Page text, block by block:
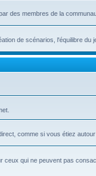
des membres de la
de scénarios, l'équilibre du
comme si vous étiez autour
ceux qui ne peuvent pas